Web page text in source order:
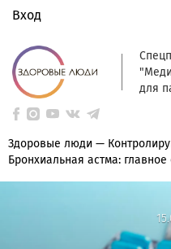
Вход
для
Здоровые люди —
Бронхиальная астма: